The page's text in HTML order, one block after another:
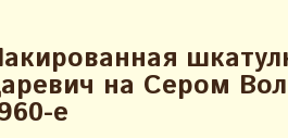
на Сером
е